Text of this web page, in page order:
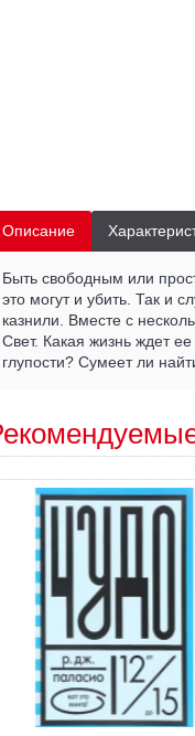
Описание
Быть свободным или
это могут и убить. Так и
казнили. Вместе с
Свет. Какая жизнь ждет
глупости? Сумеет ли